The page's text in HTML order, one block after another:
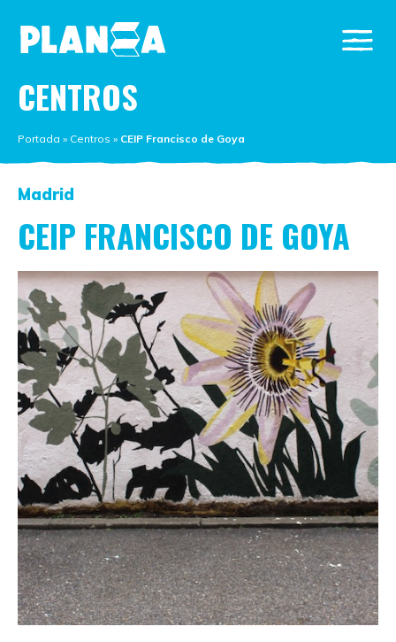
CENTROS
Portada » Centros » CEIP Francisco de Goya
Madrid
CEIP FRANCISCO DE GOYA